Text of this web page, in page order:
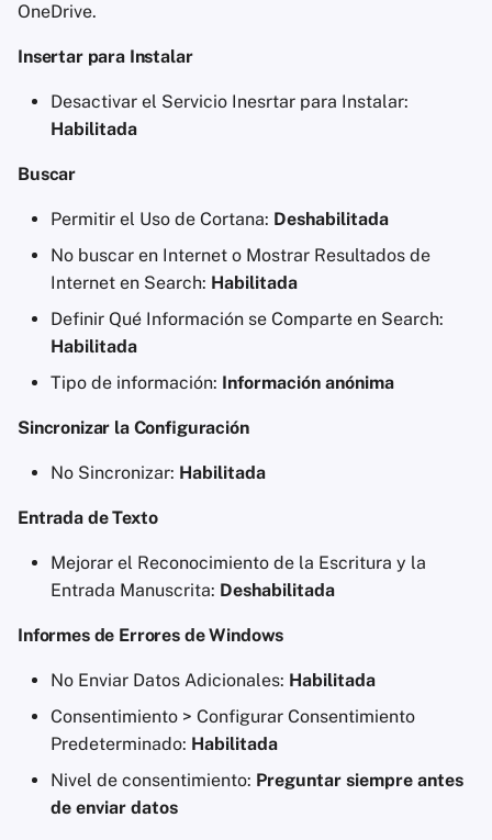
OneDrive.
Insertar para Instalar
Desactivar el Servicio Inesrtar para Instalar:
Habilitada
Buscar
Permitir el Uso de Cortana: Deshabilitada
No buscar en Internet o Mostrar Resultados de
Internet en Search: Habilitada
Definir Qué Información se Comparte en Search:
Habilitada
Tipo de información: Información anónima
Sincronizar la Configuración
No Sincronizar: Habilitada
Entrada de Texto
Mejorar el Reconocimiento de la Escritura y la
Entrada Manuscrita: Deshabilitada
Informes de Errores de Windows
No Enviar Datos Adicionales: Habilitada
Consentimiento > Configurar Consentimiento
Predeterminado: Habilitada
Nivel de consentimiento: Preguntar siempre antes
de enviar datos